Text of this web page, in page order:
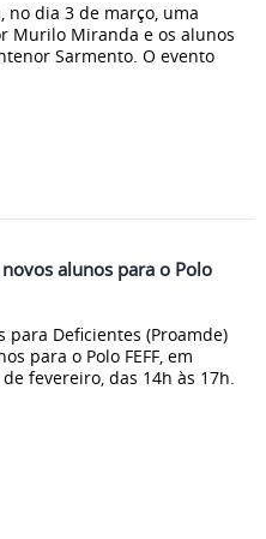
no dia 3 de março, uma
Murilo Miranda e os alunos
Sarmento. O evento
alunos para o Polo
para Deficientes (Proamde)
para o Polo FEFF, em
fevereiro, das 14h às 17h.